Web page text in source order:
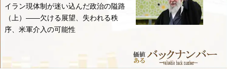
イラン現体制が迷い込んだ政治の隘路
（上）――欠ける展望、失われる秩
序、米軍介入の可能性